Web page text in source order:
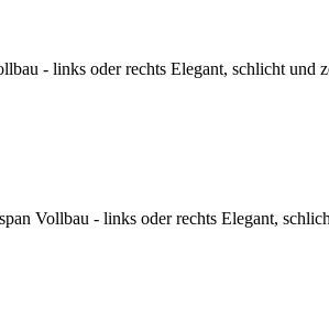
- links oder rechts Elegant, schlicht
Vollbau - links oder rechts Elegant,